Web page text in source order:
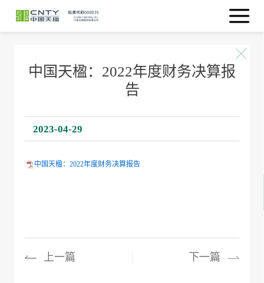
中国天楹：2022年度财务决算报
告
2023-04-29
中国天楹：2022年度财务决算报告
上一篇 下一篇